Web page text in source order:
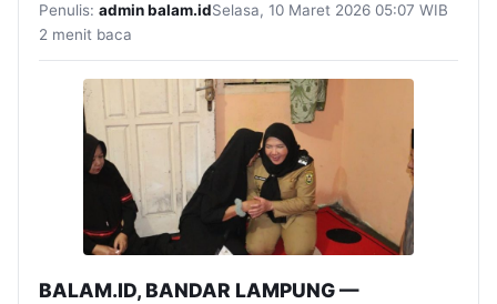
Penulis: admin balam.idSelasa, 10 Maret 2026 05:07 WIB
2 menit baca
BALAM.ID, BANDAR LAMPUNG —